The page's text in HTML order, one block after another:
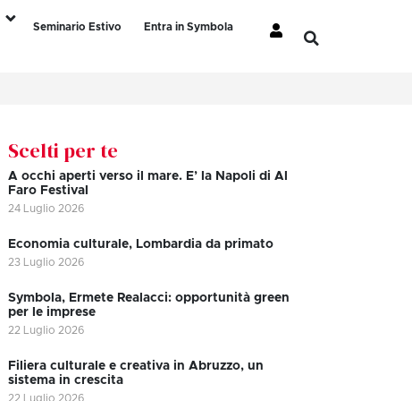
Seminario Estivo
Entra in Symbola
Scelti per te
A occhi aperti verso il mare. E’ la Napoli di Al
Faro Festival
24 Luglio 2026
Economia culturale, Lombardia da primato
23 Luglio 2026
Symbola, Ermete Realacci: opportunità green
per le imprese
22 Luglio 2026
Filiera culturale e creativa in Abruzzo, un
sistema in crescita
22 Luglio 2026